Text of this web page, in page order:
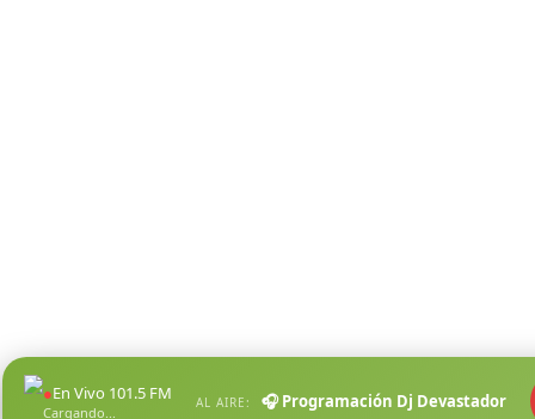
●En Vivo 101.5 FM
Cargando...
AL AIRE: 🎧 Programación Dj Devastador